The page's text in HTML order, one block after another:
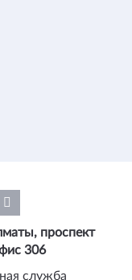
проспект
306
служба